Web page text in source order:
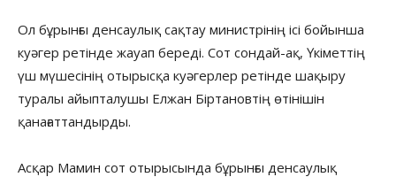
Ол бұрынғы денсаулық сақтау министрінің ісі бойынша
куәгер ретінде жауап береді. Сот сондай-ақ, Үкіметтің
үш мүшесінің отырысқа куәгерлер ретінде шақыру
туралы айыпталушы Елжан Біртановтің өтінішін
қанағаттандырды.
Асқар Мамин сот отырысында бұрынғы денсаулық